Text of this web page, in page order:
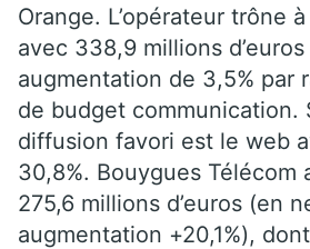
Orange. L’opérateur trône
avec 338,9 millions d’euros
augmentation de 3,5% par
de budget communication.
diffusion favori est le web
30,8%. Bouygues Télécom
275,6 millions d’euros (en
augmentation +20,1%),